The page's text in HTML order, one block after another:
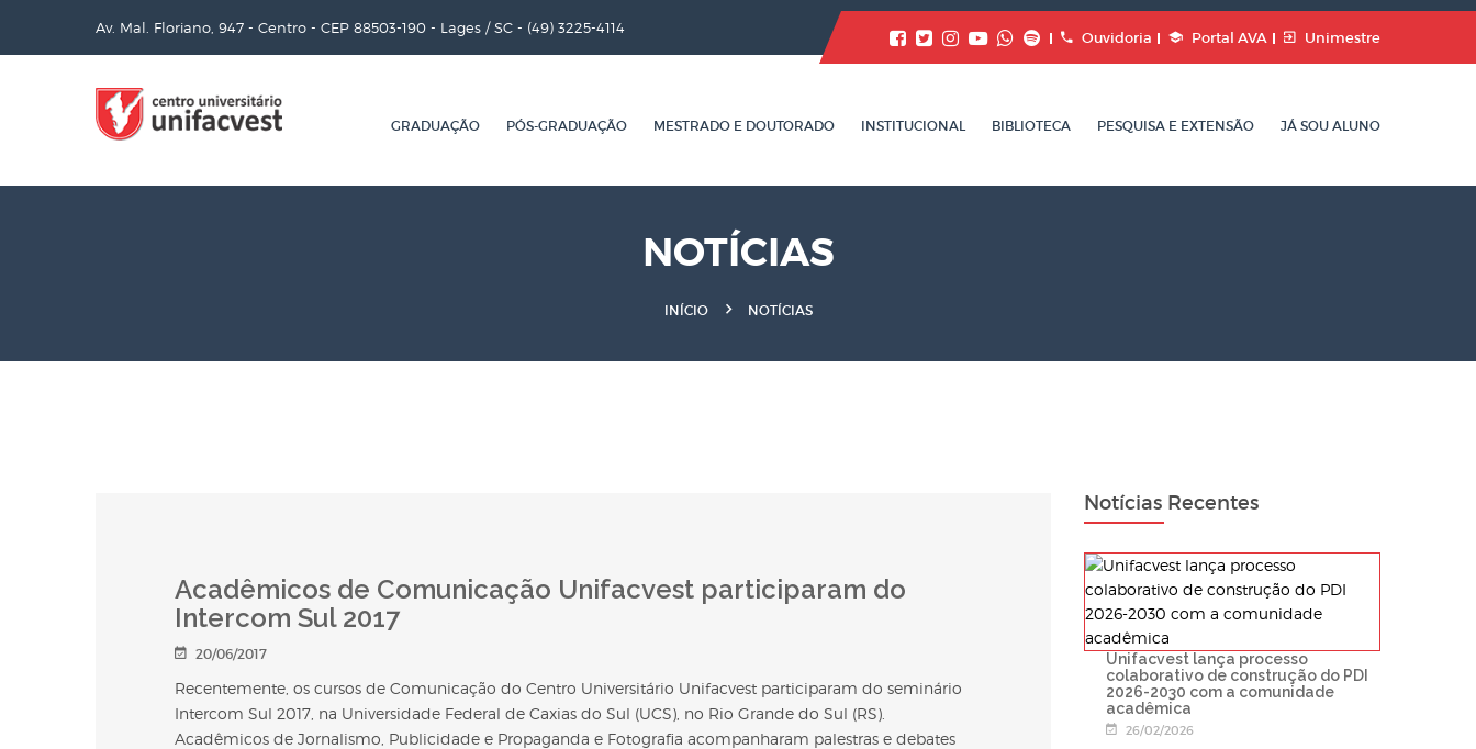
Av. Mal. Floriano, 947 - Centro - CEP 88503-190 - Lages / SC - (49) 3225-4114
Ouvidoria Portal AVA Unimestre
GRADUAÇÃO PÓS-GRADUAÇÃO MESTRADO E DOUTORADO INSTITUCIONAL BIBLIOTECA PESQUISA E EXTENSÃO JÁ SOU ALUNO
NOTÍCIAS
INÍCIO NOTÍCIAS
Acadêmicos de Comunicação Unifacvest participaram do
Intercom Sul 2017
20/06/2017
Recentemente, os cursos de Comunicação do Centro Universitário Unifacvest participaram do seminário
Intercom Sul 2017, na Universidade Federal de Caxias do Sul (UCS), no Rio Grande do Sul (RS).
Acadêmicos de Jornalismo, Publicidade e Propaganda e Fotografia acompanharam palestras e debates
Notícias Recentes
Unifacvest lança processo
colaborativo de construção do PDI
2026-2030 com a comunidade
acadêmica
26/02/2026